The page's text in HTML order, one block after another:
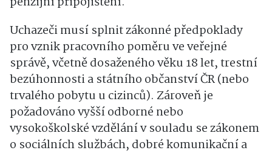
Uchazeči musí splnit zákonné předpoklady
pro vznik pracovního poměru ve veřejné
správě, včetně dosaženého věku 18 let, trestní
bezúhonnosti a státního občanství ČR (nebo
trvalého pobytu u cizinců). Zároveň je
požadováno vyšší odborné nebo
vysokoškolské vzdělání v souladu se zákonem
o sociálních službách, dobré komunikační a